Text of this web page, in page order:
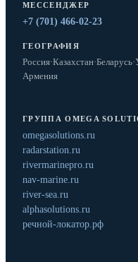
МЕССЕНДЖЕР
+7 (701) 466-02-23
ГЕОГРАФИЯ
Россия·Казахстан·Беларусь·
Армения
ГРУППА OMEGA
omegasolutions.ru
radarstation.ru
rivermarinepro.ru
nav-marine.ru
river-sea.ru
alphasolutions.ru
речной-локатор.рф